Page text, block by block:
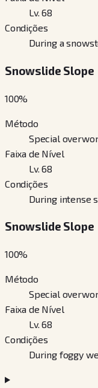
Lv. 68
Condições
During a
Snowslide Slope
100%
Método
Special
Faixa de Nível
Lv. 68
Condições
During intense
Snowslide Slope
100%
Método
Special
Faixa de Nível
Lv. 68
Condições
During foggy